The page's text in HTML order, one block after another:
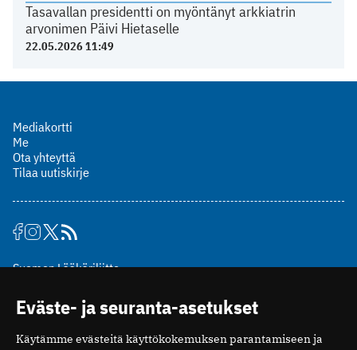
Tasavallan presidentti on myöntänyt arkkiatrin
arvonimen Päivi Hietaselle
22.05.2026 11:49
Mediakortti
Me
Ota yhteyttä
Tilaa uutiskirje
Suomen Lääkäriliitto
00510 Helsinki
puh. (09) 393 091
toimitus@potilaanlaakarilehti.fi
Eväste- ja seuranta-asetukset
Käytämme evästeitä käyttökokemuksen parantamiseen ja